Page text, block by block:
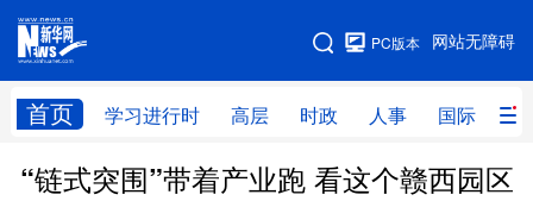
网站无障碍
PC版本
首页 学习进行时 高层 时政 人事 国际 财
网站地图
学习进行时 高层 时政 人事
“链式突围”带着产业跑 看这个赣西园区